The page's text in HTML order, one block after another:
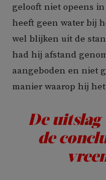
gelooft niet opeens
heeft geen water bij
wel blijken uit de
had hij afstand
aangeboden en niet
manier waarop hij
De uitslag
de